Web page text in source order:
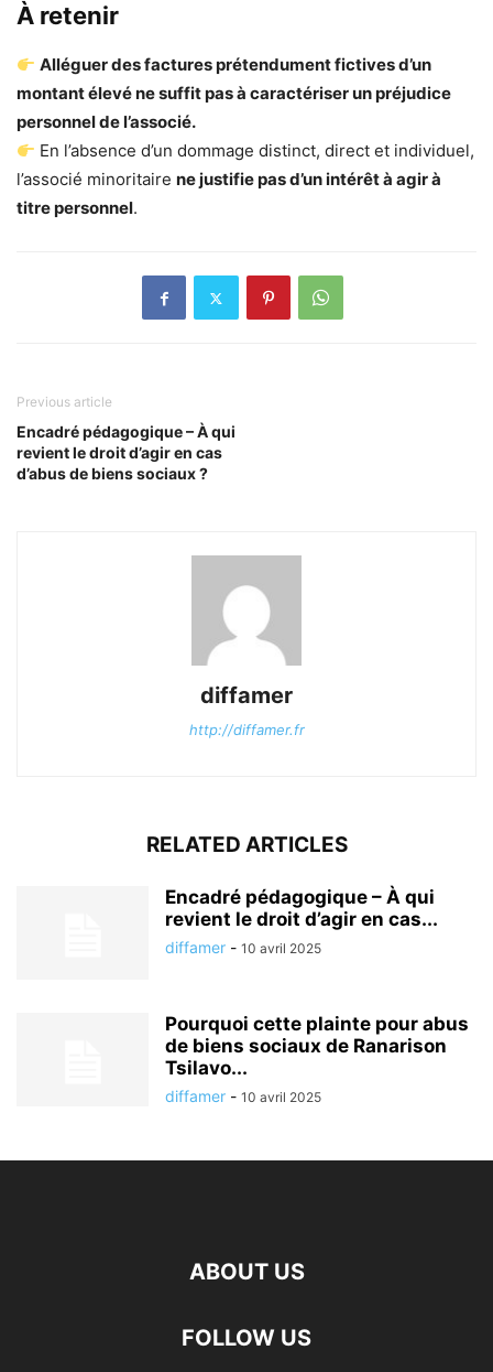
À retenir
Alléguer des factures prétendument fictives d’un
montant élevé ne suffit pas à caractériser un préjudice
personnel de l’associé.
En l’absence d’un dommage distinct, direct et individuel,
l’associé minoritaire ne justifie pas d’un intérêt à agir à
titre personnel.
Previous article
Encadré pédagogique – À qui
revient le droit d’agir en cas
d’abus de biens sociaux ?
diffamer
http://diffamer.fr
RELATED ARTICLES
Encadré pédagogique – À qui
revient le droit d’agir en cas...
diffamer - 10 avril 2025
Pourquoi cette plainte pour abus
de biens sociaux de Ranarison
Tsilavo...
diffamer - 10 avril 2025
ABOUT US
FOLLOW US